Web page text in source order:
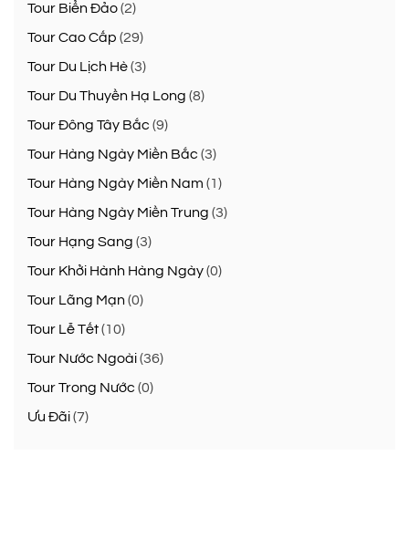
Tour Biển Đảo(2)
Tour Cao Cấp (29)
Tour Du Lịch Hè(3)
Tour Du Thuyền Hạ Long (8)
Tour Đông Tây Bắc (9)
Tour Hàng Ngày Miền Bắc (3)
Tour Hàng Ngày Miền Nam (1)
Tour Hàng Ngày Miền Trung (3)
Tour Hạng Sang (3)
Tour Khởi Hành Hàng Ngày(0)
Tour Lãng Mạn(0)
Tour Lễ Tết(10)
Tour Nước Ngoài(36)
Tour Trong Nước (0)
Ưu Đãi(7)